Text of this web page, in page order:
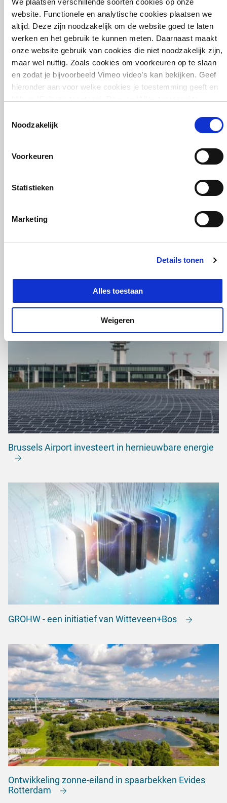
We plaatsen verschillende soorten cookies op onze
website. Functionele en analytische cookies plaatsen we
altijd. Deze zijn noodzakelijk om de website goed te laten
werken en het gebruik te kunnen meten. Daarnaast maakt
onze website gebruik van cookies die niet noodzakelijk zijn,
maar wel nuttig. Zoals cookies om voorkeuren op te slaan
en zodat je bijvoorbeeld Vimeo video’s kan bekijken. Geef
hieronder aan voor welke cookies je toestemming geeft en
Meer over cookies
Noodzakelijk
Voorkeuren
Statistieken
Marketing
Details tonen
Alles toestaan
Weigeren
Ostend Science Park - duurzaam wetenschapspark
Waddeneilanden op hoogspanningsnet
Brussels Airport investeert in hernieuwbare energie
GROHW - een initiatief van Witteveen+Bos
Ontwikkeling zonne-eiland in spaarbekken Evides
Rotterdam